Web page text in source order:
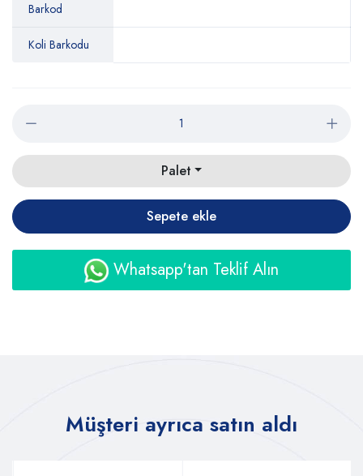
Barkod
Koli Barkodu
Palet
Sepete ekle
Whatsapp'tan Teklif Alın
Müşteri ayrıca satın aldı